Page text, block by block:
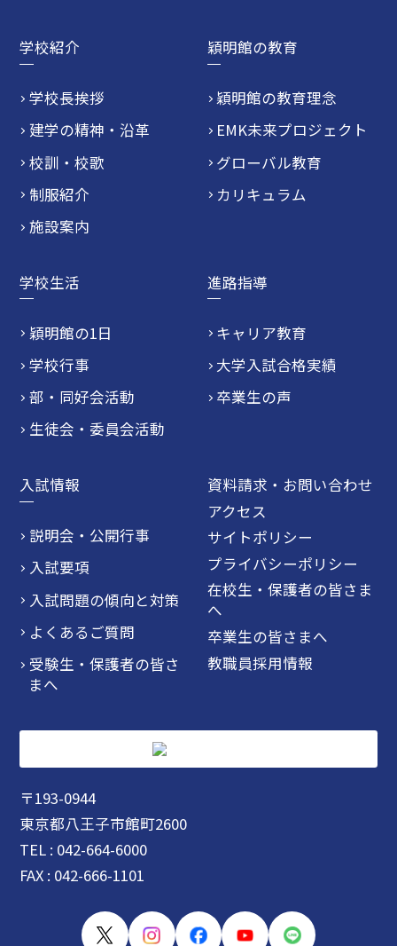
学校紹介
学校長挨拶
建学の精神・沿革
校訓・校歌
制服紹介
施設案内
穎明館の教育
穎明館の教育理念
EMK未来プロジェクト
グローバル教育
カリキュラム
学校生活
穎明館の1日
学校行事
部・同好会活動
生徒会・委員会活動
進路指導
キャリア教育
大学入試合格実績
卒業生の声
入試情報
説明会・公開行事
入試要項
入試問題の傾向と対策
よくあるご質問
受験生・保護者の皆さ
まへ
資料請求・お問い合わせ
アクセス
サイトポリシー
プライバシーポリシー
在校生・保護者の皆さま
へ
卒業生の皆さまへ
教職員採用情報
〒193-0944
東京都八王子市館町2600
TEL : 042-664-6000
FAX : 042-666-1101